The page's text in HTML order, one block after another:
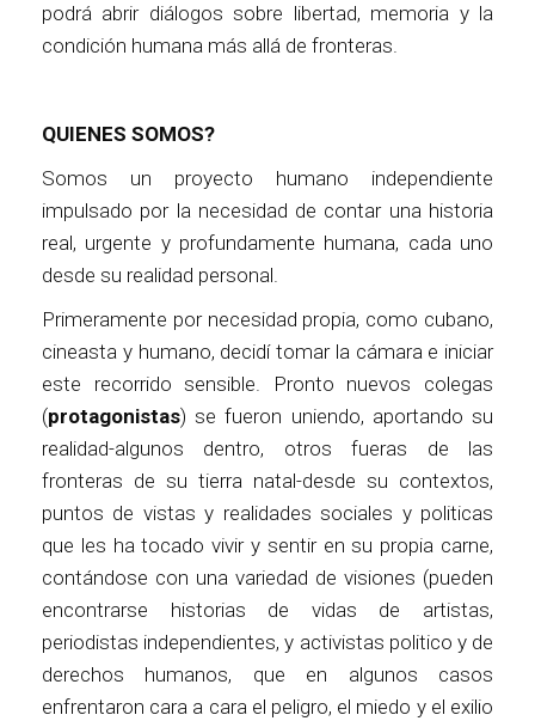
podrá abrir diálogos sobre libertad, memoria y la
condición humana más allá de fronteras.
QUIENES SOMOS?
Somos un proyecto humano independiente
impulsado por la necesidad de contar una historia
real, urgente y profundamente humana, cada uno
desde su realidad personal.
Primeramente por necesidad propia, como cubano,
cineasta y humano, decidí tomar la cámara e iniciar
este recorrido sensible. Pronto nuevos colegas
(protagonistas) se fueron uniendo, aportando su
realidad-algunos dentro, otros fueras de las
fronteras de su tierra natal-desde su contextos,
puntos de vistas y realidades sociales y politicas
que les ha tocado vivir y sentir en su propia carne,
contándose con una variedad de visiones (pueden
encontrarse historias de vidas de artistas,
periodistas independientes, y activistas politico y de
derechos humanos, que en algunos casos
enfrentaron cara a cara el peligro, el miedo y el exilio